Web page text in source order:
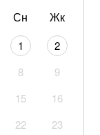
Сн Жк
1
2
8
9
15
16
22
23